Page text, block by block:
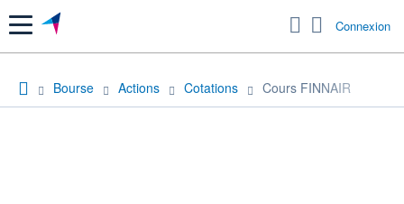
Menu Connexion
Bourse Actions Cotations Cours FINNAIR